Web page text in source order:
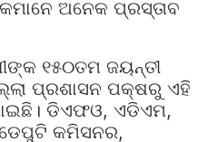
ଅନେକ ପ୍ରସ୍ତାବ
୧୫୦ତମ ଜୟନ୍ତୀ
ପ୍ରଶାସନ ପକ୍ଷରୁ ଏହି
ଡିଏଫଓ, ଏଡିଏମ,
କମିସନର,